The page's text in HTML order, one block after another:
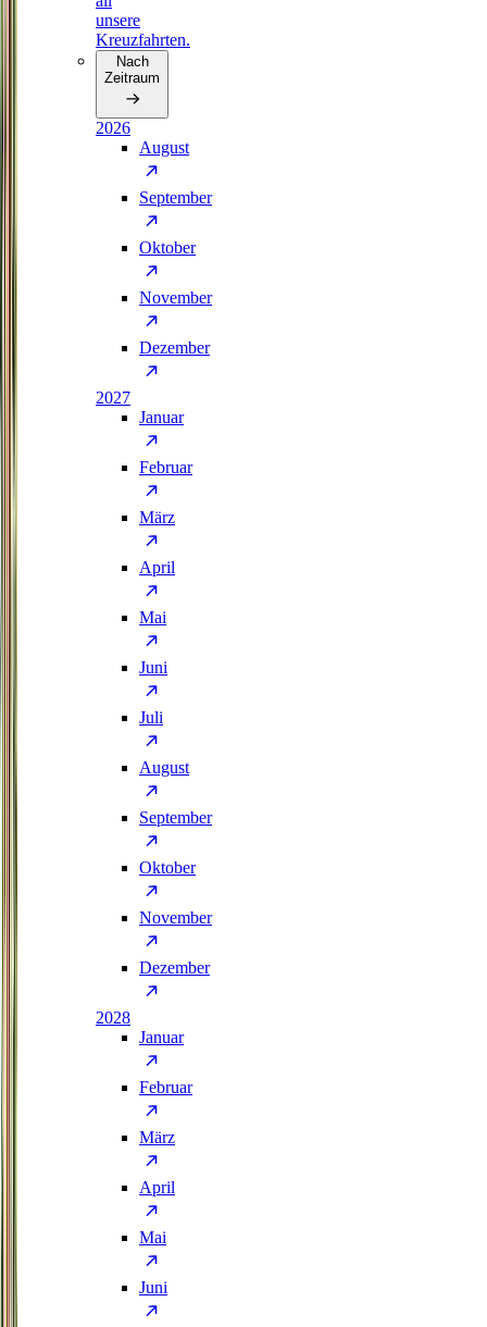
unsere
Kreuzfahrten.
Nach
Zeitraum
2026
August
September
Oktober
November
Dezember
2027
Januar
Februar
März
April
Mai
Juni
Juli
August
September
Oktober
November
Dezember
2028
Januar
Februar
März
April
Mai
Juni